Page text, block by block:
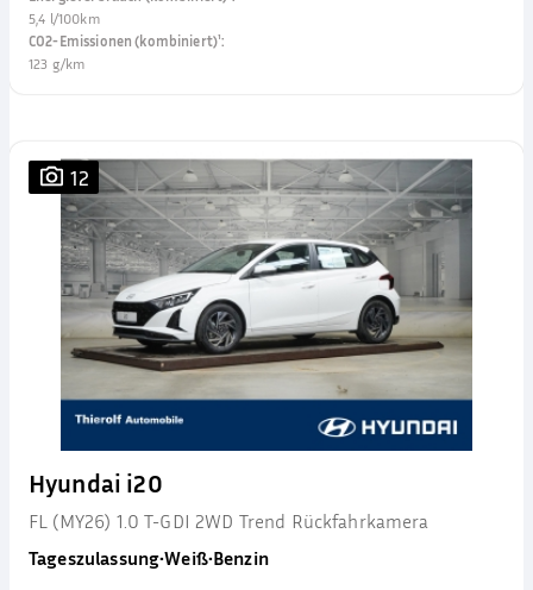
5,4 l/100km
CO2-Emissionen (kombiniert)¹:
123 g/km
12
Hyundai i20
FL (MY26) 1.0 T-GDI 2WD Trend Rückfahrkamera
Tageszulassung•Weiß•Benzin